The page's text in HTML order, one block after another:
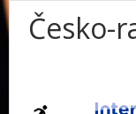
Česko-